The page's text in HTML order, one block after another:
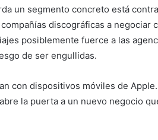
un segmento concreto está
discográficas a negociar
posiblemente fuerce a las
de ser engullidas.
con dispositivos móviles de
la puerta a un nuevo negocio